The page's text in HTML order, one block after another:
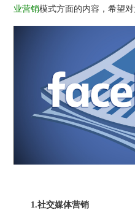
业营销模式方面的内容，希望对
1.社交媒体营销